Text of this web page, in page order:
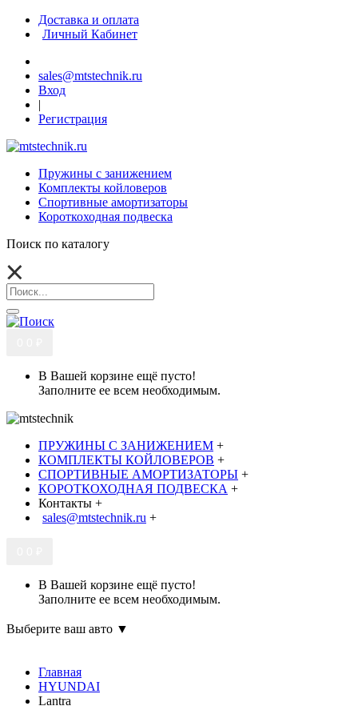
Доставка и оплата
Личный Кабинет
sales@mtstechnik.ru
Вход
|
Регистрация
Пружины с занижением
Комплекты койловеров
Спортивные амортизаторы
Короткоходная подвеска
Поиск по каталогу
В Вашей корзине ещё пусто!
Заполните ее всем необходимым.
ПРУЖИНЫ С ЗАНИЖЕНИЕМ +
КОМПЛЕКТЫ КОЙЛОВЕРОВ +
СПОРТИВНЫЕ АМОРТИЗАТОРЫ +
КОРОТКОХОДНАЯ ПОДВЕСКА +
Контакты +
sales@mtstechnik.ru +
В Вашей корзине ещё пусто!
Заполните ее всем необходимым.
Выберите ваш авто ▼
Главная
HYUNDAI
Lantra